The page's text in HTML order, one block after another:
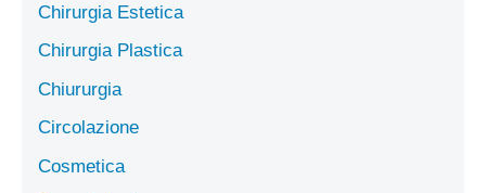
Chirurgia Estetica
Chirurgia Plastica
Chiururgia
Circolazione
Cosmetica